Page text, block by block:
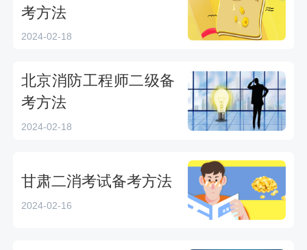
考方法
2024-02-18
北京消防工程师二级备
考方法
2024-02-18
甘肃二消考试备考方法
2024-02-16